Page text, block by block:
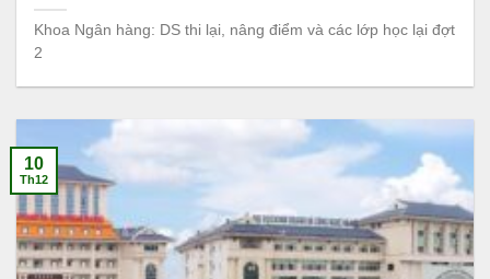
Khoa Ngân hàng: DS thi lại, nâng điểm và các lớp học lại đợt
2
10
Th12